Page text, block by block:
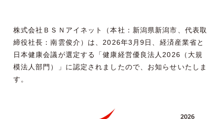
株式会社ＢＳＮアイネット（本社：新潟県新潟市、代表取
締役社長：南雲俊介）は、2026年3月9日、経済産業省と
日本健康会議が選定する「健康経営優良法人2026（大規
模法人部門）」に認定されましたので、お知らせいたしま
す。